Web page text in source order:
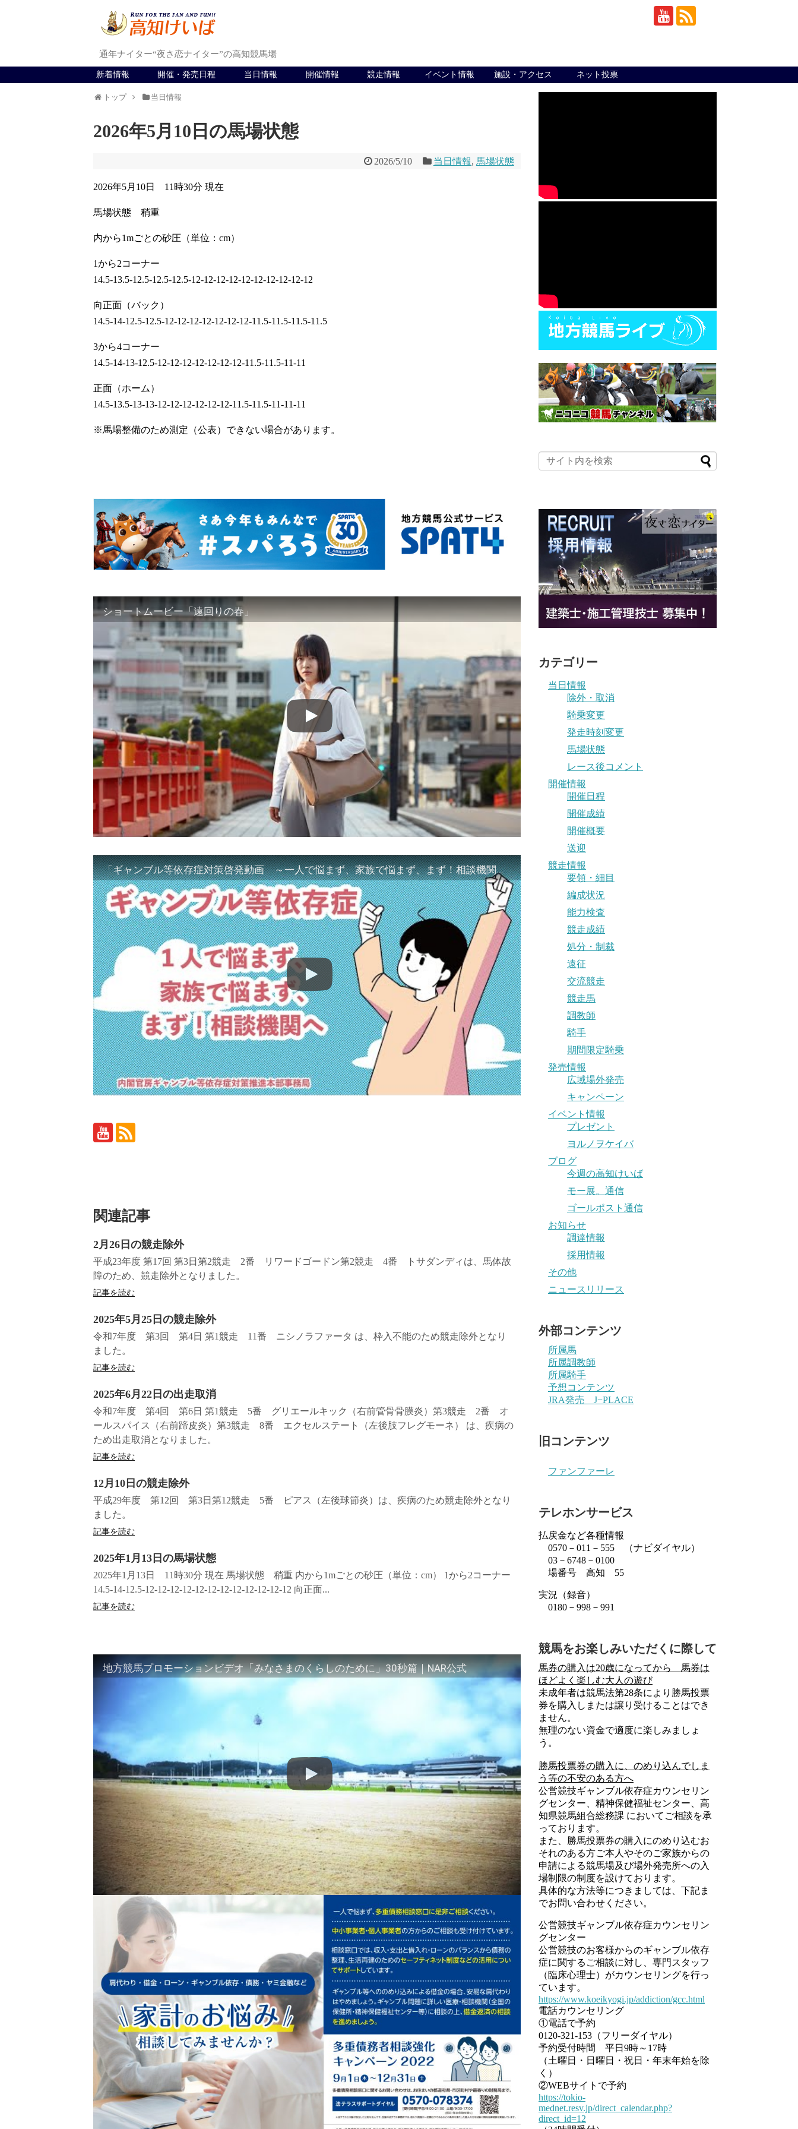
通年ナイター“夜さ恋ナイター”の高知競馬場
新着情報 開催・発売日程 当日情報 開催情報 競走情報 イベント情報 施設・アクセス ネット投票
トップ 当日情報
2026年5月10日の馬場状態
2026/5/10 当日情報, 馬場状態
2026年5月10日 11時30分 現在
馬場状態 稍重
内から1mごとの砂圧（単位：cm）
1から2コーナー
14.5-13.5-12.5-12.5-12.5-12-12-12-12-12-12-12-12-12-12
向正面（バック）
14.5-14-12.5-12.5-12-12-12-12-12-12-12-11.5-11.5-11.5-11.5
3から4コーナー
14.5-14-13-12.5-12-12-12-12-12-12-12-11.5-11.5-11-11
正面（ホーム）
14.5-13.5-13-13-12-12-12-12-12-12-11.5-11.5-11-11-11
※馬場整備のため測定（公表）できない場合があります。
ショートムービー「遠回りの春」
「ギャンブル等依存症対策啓発動画 ～一人で悩まず、家族で悩まず、まず！相談機関へ～」
関連記事
2月26日の競走除外
平成23年度 第17回 第3日第2競走 2番 リワードゴードン第2競走 4番 トサダンディは、馬体故
障のため、競走除外となりました。
記事を読む
2025年5月25日の競走除外
令和7年度 第3回 第4日 第1競走 11番 ニシノラファータ は、枠入不能のため競走除外となり
ました。
記事を読む
2025年6月22日の出走取消
令和7年度 第4回 第6日 第1競走 5番 グリエールキック（右前管骨骨膜炎）第3競走 2番 オ
ールスパイス（右前蹄皮炎）第3競走 8番 エクセルステート（左後肢フレグモーネ） は、疾病の
ため出走取消となりました。
記事を読む
12月10日の競走除外
平成29年度 第12回 第3日第12競走 5番 ピアス（左後球節炎）は、疾病のため競走除外となり
ました。
記事を読む
2025年1月13日の馬場状態
2025年1月13日 11時30分 現在 馬場状態 稍重 内から1mごとの砂圧（単位：cm） 1から2コーナー
14.5-14-12.5-12-12-12-12-12-12-12-12-12-12-12-12 向正面...
記事を読む
地方競馬プロモーションビデオ「みなさまのくらしのために」30秒篇｜NAR公式
カテゴリー
当日情報
除外・取消
騎乗変更
発走時刻変更
馬場状態
レース後コメント
開催情報
開催日程
開催成績
開催概要
送迎
競走情報
要領・細目
編成状況
能力検査
競走成績
処分・制裁
遠征
交流競走
競走馬
調教師
騎手
期間限定騎乗
発売情報
広域場外発売
キャンペーン
イベント情報
プレゼント
ヨルノヲケイバ
ブログ
今週の高知けいば
モー展。通信
ゴールポスト通信
お知らせ
調達情報
採用情報
その他
ニュースリリース
外部コンテンツ
所属馬
所属調教師
所属騎手
予想コンテンツ
JRA発売 J−PLACE
旧コンテンツ
ファンファーレ
テレホンサービス
払戻金など各種情報
0570－011－555 （ナビダイヤル）
03－6748－0100
場番号 高知 55
実況（録音）
0180－998－991
競馬をお楽しみいただくに際して
馬券の購入は20歳になってから 馬券は
ほどよく楽しむ大人の遊び
未成年者は競馬法第28条により勝馬投票
券を購入しまたは譲り受けることはでき
ません。
無理のない資金で適度に楽しみましょ
う。
勝馬投票券の購入に、のめり込んでしま
う等の不安のある方へ
公営競技ギャンブル依存症カウンセリン
グセンター、精神保健福祉センター、高
知県競馬組合総務課 においてご相談を承
っております。
また、勝馬投票券の購入にのめり込むお
それのある方ご本人やそのご家族からの
申請による競馬場及び場外発売所への入
場制限の制度を設けております。
具体的な方法等につきましては、下記ま
でお問い合わせください。
公営競技ギャンブル依存症カウンセリン
グセンター
公営競技のお客様からのギャンブル依存
症に関するご相談に対し、専門スタッフ
（臨床心理士）がカウンセリングを行っ
ています。
https://www.koeikyogi.jp/addiction/gcc.html
電話カウンセリング
①電話で予約
0120-321-153（フリーダイヤル）
予約受付時間 平日9時～17時
（土曜日・日曜日・祝日・年末年始を除
く）
②WEBサイトで予約
https://tokio-
mednet.resv.jp/direct_calendar.php?
direct_id=12